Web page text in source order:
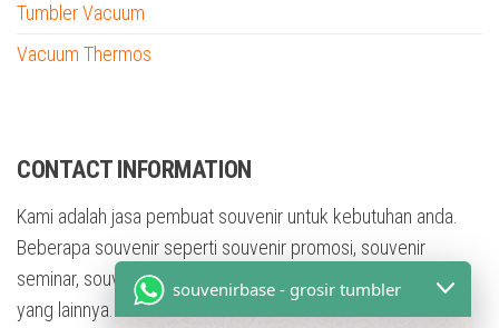
Tumbler Vacuum
Vacuum Thermos
CONTACT INFORMATION
Kami adalah jasa pembuat souvenir untuk kebutuhan anda.
Beberapa souvenir seperti souvenir promosi, souvenir
seminar, souvenir training, souvenir pesta, dan masih banyak
yang lainnya. Dengan berbagai bentuk souvenir yang kami
souvenirbase - grosir tumbler